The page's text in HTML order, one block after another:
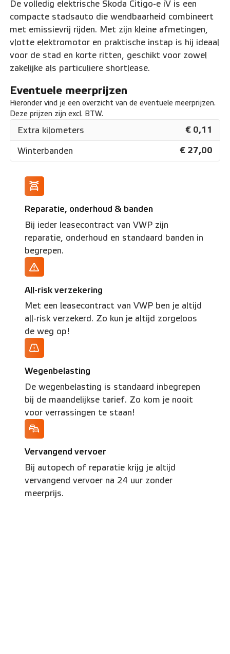
De volledig elektrische Skoda Citigo-e iV is een
compacte stadsauto die wendbaarheid combineert
met emissievrij rijden. Met zijn kleine afmetingen,
vlotte elektromotor en praktische instap is hij ideaal
voor de stad en korte ritten, geschikt voor zowel
zakelijke als particuliere shortlease.
Eventuele meerprijzen
Hieronder vind je een overzicht van de eventuele meerprijzen.
Deze prijzen zijn excl. BTW.
Extra kilometers € 0,11
Winterbanden € 27,00
Reparatie, onderhoud & banden
Bij ieder leasecontract van VWP zijn
reparatie, onderhoud en standaard banden in
begrepen.
All-risk verzekering
Met een leasecontract van VWP ben je altijd
all-risk verzekerd. Zo kun je altijd zorgeloos
de weg op!
Wegenbelasting
De wegenbelasting is standaard inbegrepen
bij de maandelijkse tarief. Zo kom je nooit
voor verrassingen te staan!
Vervangend vervoer
Bij autopech of reparatie krijg je altijd
vervangend vervoer na 24 uur zonder
meerprijs.